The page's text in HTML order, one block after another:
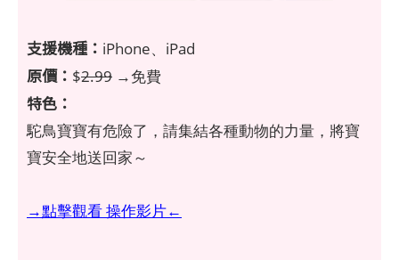
支援機種： iPhone、iPad
原價： $2.99 →免費
特色：
駝鳥寶寶有危險了，請集結各種動物的力量，將寶
寶安全地送回家～
→點擊觀看 操作影片←